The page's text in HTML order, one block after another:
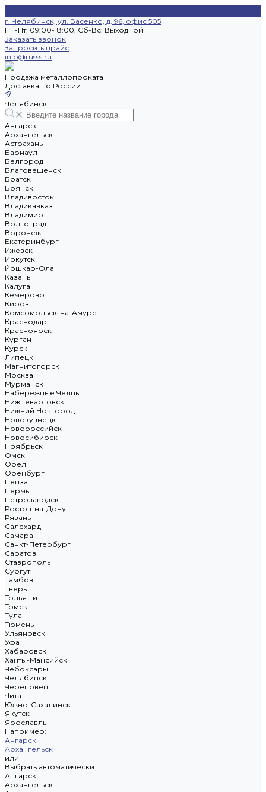
г. Челябинск, ул. Васенко, д. 96, офис 505
Пн-Пт: 09:00-18:00, Cб-Вс: Выходной
Заказать звонок
Запросить прайс
info@russs.ru
Продажа металлопроката
Доставка по России
Челябинск
Ангарск
Архангельск
Астрахань
Барнаул
Белгород
Благовещенск
Братск
Брянск
Владивосток
Владикавказ
Владимир
Волгоград
Воронеж
Екатеринбург
Ижевск
Иркутск
Йошкар-Ола
Казань
Калуга
Кемерово
Киров
Комсомольск-на-Амуре
Краснодар
Красноярск
Курган
Курск
Липецк
Магнитогорск
Москва
Мурманск
Набережные Челны
Нижневартовск
Нижний Новгород
Новокузнецк
Новороссийск
Новосибирск
Ноябрьск
Омск
Орёл
Оренбург
Пенза
Пермь
Петрозаводск
Ростов-на-Дону
Рязань
Салехард
Самара
Санкт-Петербург
Саратов
Ставрополь
Сургут
Тамбов
Тверь
Тольятти
Томск
Тула
Тюмень
Ульяновск
Уфа
Хабаровск
Ханты-Мансийск
Чебоксары
Челябинск
Череповец
Чита
Южно-Сахалинск
Якутск
Ярославль
Например:
Ангарск
Архангельск
или
Выбрать автоматически
Ангарск
Архангельск